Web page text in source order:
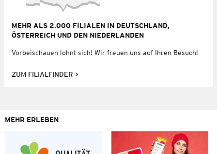
MEHR ALS 2.000 FILIALEN IN DEUTSCHLAND,
ÖSTERREICH UND DEN NIEDERLANDEN
Vorbeischauen lohnt sich! Wir freuen uns auf Ihren Besuch!
ZUM FILIALFINDER
MEHR ERLEBEN